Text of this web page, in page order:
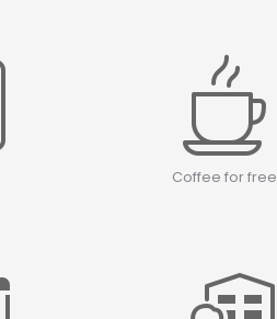
Coffee for free